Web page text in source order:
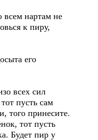
всем нартам не
к пиру,
его
всех сил
пусть сам
того принесите.
тот пусть
Будет пир у